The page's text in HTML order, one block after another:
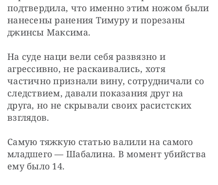
подтвердила, что именно этим ножом были
нанесены ранения Тимуру и порезаны
джинсы Максима.
На суде наци вели себя развязно и
агрессивно, не раскаивались, хотя
частично признали вину, сотрудничали со
следствием, давали показания друг на
друга, но не скрывали своих расистских
взглядов.
Самую тяжкую статью валили на самого
младшего — ​Шабалина. В момент убийства
ему было 14.